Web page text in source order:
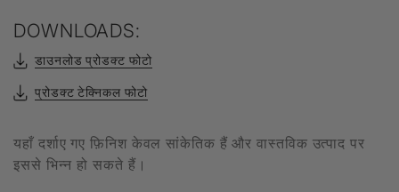
DOWNLOADS:
डाउनलोड प्रोडक्ट फोटो
प्रोडक्ट टेक्निकल फोटो
यहाँ दर्शाए गए फ़िनिश केवल सांकेतिक हैं और वास्तविक उत्पाद पर
इससे भिन्न हो सकते हैं।